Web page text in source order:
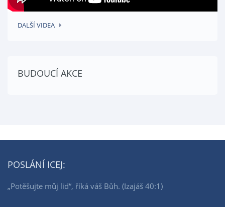
DALŠÍ VIDEA
BUDOUCÍ AKCE
POSLÁNÍ ICEJ:
„Potěšujte můj lid“, říká váš Bůh. (Izajáš 40:1)